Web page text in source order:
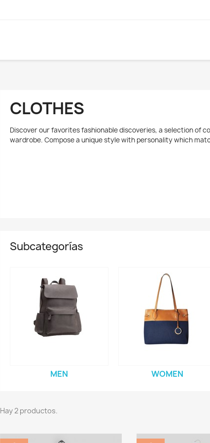
CLOTHES
Discover our favorites fashionable discoveries, a selection of
wardrobe. Compose a unique style with personality which
Subcategorías
MEN WOMEN
Hay 2 productos.